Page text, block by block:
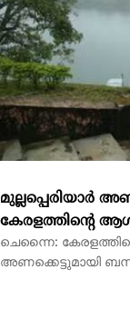
മുല്ലപ്പെരിയാര്‍
കേരളത്തിന്റെ
ചെന്നൈ:
അണക്കെട്ടുമായി